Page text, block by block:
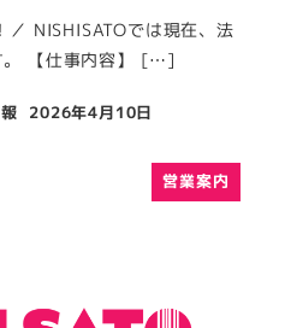
／ NISHISATOでは現在、法
。 【仕事内容】 […]
2026年4月10日
営業案内